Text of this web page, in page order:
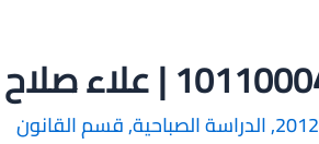
علاء صلاح ابراهيم داود
,الدراسة الصباحية,قسم القانون